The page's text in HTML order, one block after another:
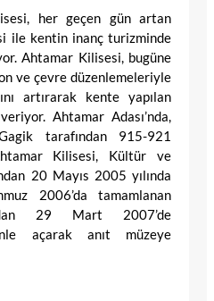
her geçen gün artan
ile kentin inanç turizminde
Ahtamar Kilisesi, bugüne
ve çevre düzenlemeleriyle
artırarak kente yapılan
Ahtamar Adası’nda,
tarafından 915-921
Kilisesi, Kültür ve
20 Mayıs 2005 yılında
2006’da tamamlanan
29 Mart 2007’de
açarak anıt müzeye